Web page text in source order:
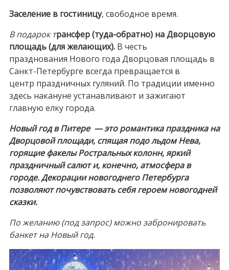
Заселение в гостиницу, свободное время.
В подарок трансфер (туда-обратно) на Дворцовую
площадь (для желающих).В честь
празднования Нового года Дворцовая площадь в
Санкт-Петербурге всегда превращается в
центр праздничных гуляний. По традиции именно
здесь накануне устанавливают и зажигают
главную елку города.
Новый год в Питере — это романтика праздника на
Дворцовой площади, спящая подо льдом Нева,
горящие факелы Ростральных колонн, яркий
праздничный салют и, конечно, атмосфера в
городе. Декорации новогоднего Петербурга
позволяют почувствовать себя героем новогодней
сказки.
По желанию (под запрос) можно забронировать
банкет на Новый год.